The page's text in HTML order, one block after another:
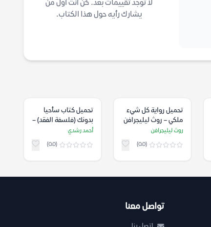
لا توجد تقييمات بعد. كن أنت أول من
يشارك رأيه حول هذا الكتاب.
تحميل رواية كل شيء
ملكي – روث ليليجرافن
روث ليليجرافن
(0.0)
تحميل كتاب سأحيا
بدونك (فلسفة الفقد) –
أحمد رشدي
أحمد رشدي
(0.0)
تواصل معنا